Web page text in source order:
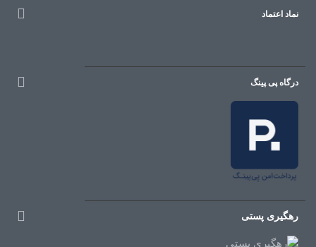
نماد اعتماد
درگاه پی پینگ
رهگیری پستی